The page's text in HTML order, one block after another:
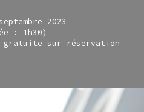
lefever
zarka
2023
: 1h30)
gratuite sur réservation